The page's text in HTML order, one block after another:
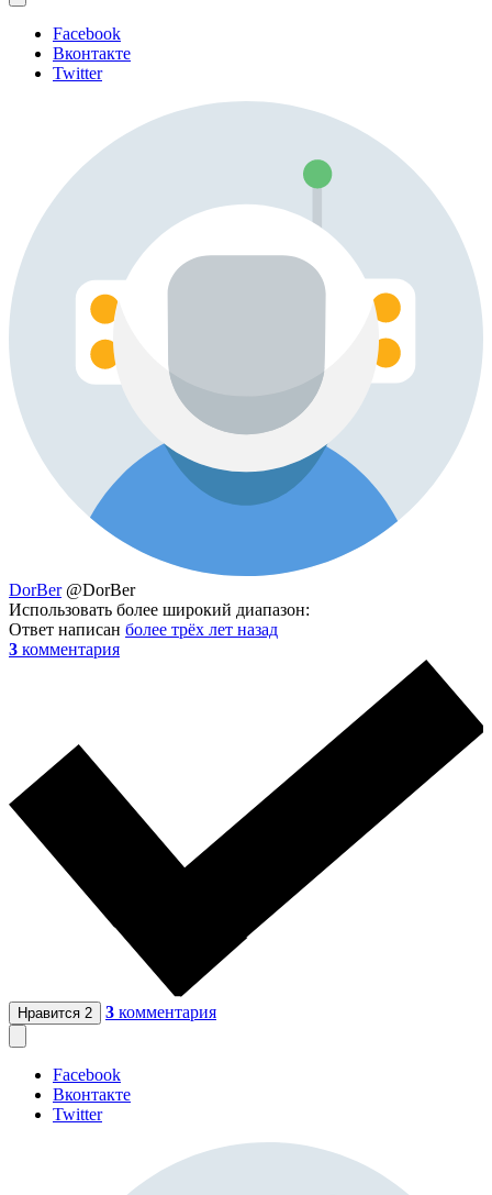
Facebook
Вконтакте
Twitter
DorBer @DorBer
Использовать более широкий диапазон:
Ответ написан более трёх лет назад
3 комментария
Нравится 2 3 комментария
Facebook
Вконтакте
Twitter